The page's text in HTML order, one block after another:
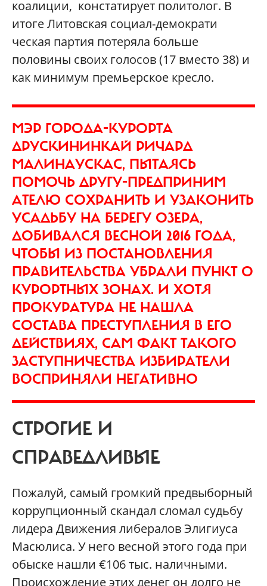
коалиции, констатирует политолог. В
итоге Литовская социал-демократи
ческая партия потеряла больше
половины своих голосов (17 вместо 38) и
как минимум премьерское кресло.
МЭР ГОРОДА-КУРОРТА
ДРУСКИНИНКАЙ РИЧАРД
МАЛИНАУСКАС, ПЫТАЯСЬ
ПОМОЧЬ ДРУГУ-ПРЕДПРИНИМ
АТЕЛЮ СОХРАНИТЬ И УЗАКОНИТЬ
УСАДЬБУ НА БЕРЕГУ ОЗЕРА,
ДОБИВАЛСЯ ВЕСНОЙ 2016 ГОДА,
ЧТОБЫ ИЗ ПОСТАНОВЛЕНИЯ
ПРАВИТЕЛЬСТВА УБРАЛИ ПУНКТ О
КУРОРТНЫХ ЗОНАХ. И ХОТЯ
ПРОКУРАТУРА НЕ НАШЛА
СОСТАВА ПРЕСТУПЛЕНИЯ В ЕГО
ДЕЙСТВИЯХ, САМ ФАКТ ТАКОГО
ЗАСТУПНИЧЕСТВА ИЗБИРАТЕЛИ
ВОСПРИНЯЛИ НЕГАТИВНО
СТРОГИЕ И
СПРАВЕДЛИВЫЕ
Пожалуй, самый громкий предвыборный
коррупционный скандал сломал судьбу
лидера Движения либералов Элигиуса
Масюлиса. У него весной этого года при
обыске нашли €106 тыс. наличными.
Происхождение этих денег он долго не